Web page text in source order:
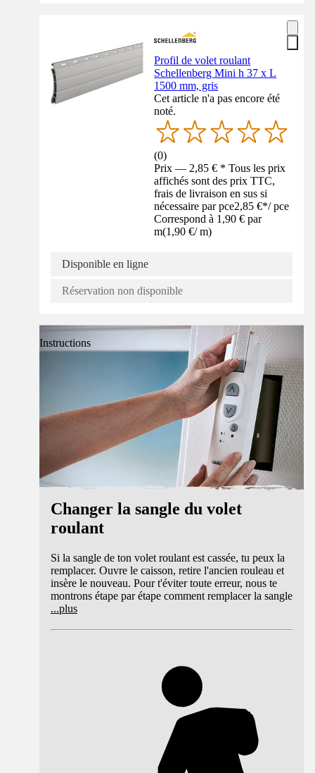
Profil de volet roulant
Schellenberg Mini h 37 x L
1500 mm, gris
Cet article n'a pas encore été
noté.
(0)
Prix — 2,85 € * Tous les prix
affichés sont des prix TTC,
frais de livraison en sus si
nécessaire par pce2,85 €*/ pce
Correspond à 1,90 € par
m(1,90 €/ m)
Disponible en ligne
Réservation non disponible
Instructions
Changer la sangle du volet
roulant
Si la sangle de ton volet roulant est cassée, tu peux la
remplacer. Ouvre le caisson, retire l'ancien rouleau et
insère le nouveau. Pour t'éviter toute erreur, nous te
montrons étape par étape comment remplacer la sangle
...plus